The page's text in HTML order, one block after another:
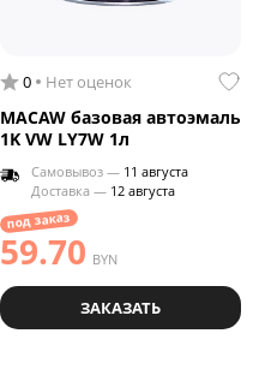
0 Нет оценок
MACAW базовая автоэмаль
1K VW LY7W 1л
Самовывоз — 11 августа
Доставка — 12 августа
под заказ
59.70 BYN
ЗАКАЗАТЬ